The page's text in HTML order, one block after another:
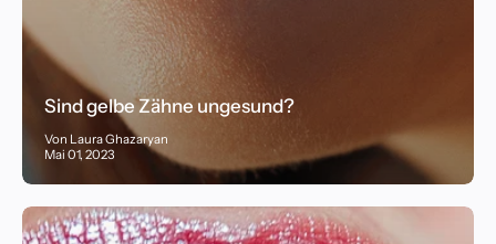
Sind gelbe Zähne ungesund?
Von Laura Ghazaryan
Mai 01, 2023